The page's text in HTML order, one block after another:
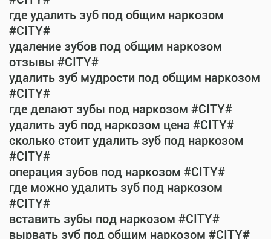
где удалить зуб под общим наркозом
#CITY#
удаление зубов под общим наркозом
отзывы #CITY#
удалить зуб мудрости под общим наркозом
#CITY#
где делают зубы под наркозом #CITY#
удалить зуб под наркозом цена #CITY#
сколько стоит удалить зуб под наркозом
#CITY#
операция зубов под наркозом #CITY#
где можно удалить зуб под наркозом
#CITY#
вставить зубы под наркозом #CITY#
вырвать зуб под общим наркозом #CITY#